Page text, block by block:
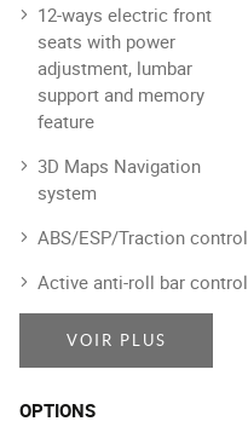
12-ways electric front
seats with power
adjustment, lumbar
support and memory
feature
3D Maps Navigation
system
ABS/ESP/Traction control
Active anti-roll bar control
VOIR PLUS
OPTIONS